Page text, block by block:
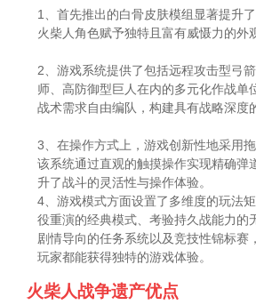
1、首先推出的白骨皮肤模组显著提升
火柴人角色赋予独特且富有威慑力的外
2、游戏系统提供了包括远程攻击型弓
师、高防御型巨人在内的多元化作战单
战术需求自由编队，构建具有战略深度
3、在操作方式上，游戏创新性地采用拖
该系统通过直观的触摸操作实现精确弹
升了战斗的灵活性与操作体验。
4、游戏模式方面设置了多维度的玩法
役重演的经典模式、考验持久战能力的
剧情导向的任务系统以及竞技性锦标赛
玩家都能获得独特的游戏体验。
火柴人战争遗产优点